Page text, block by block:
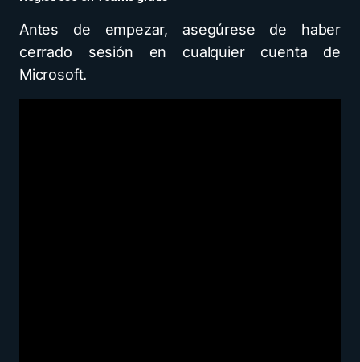
Antes de empezar, asegúrese de haber
cerrado sesión en cualquier cuenta de
Microsoft.